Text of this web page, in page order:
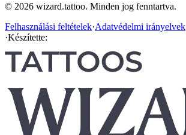
© 2026 wizard.tattoo. Minden jog fenntartva.
Felhasználási feltételek·Adatvédelmi irányelvek
·Készítette: